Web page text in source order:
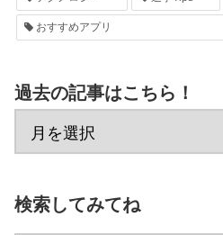
おすすめアプリ
過去の記事はこちら！
検索してみてね